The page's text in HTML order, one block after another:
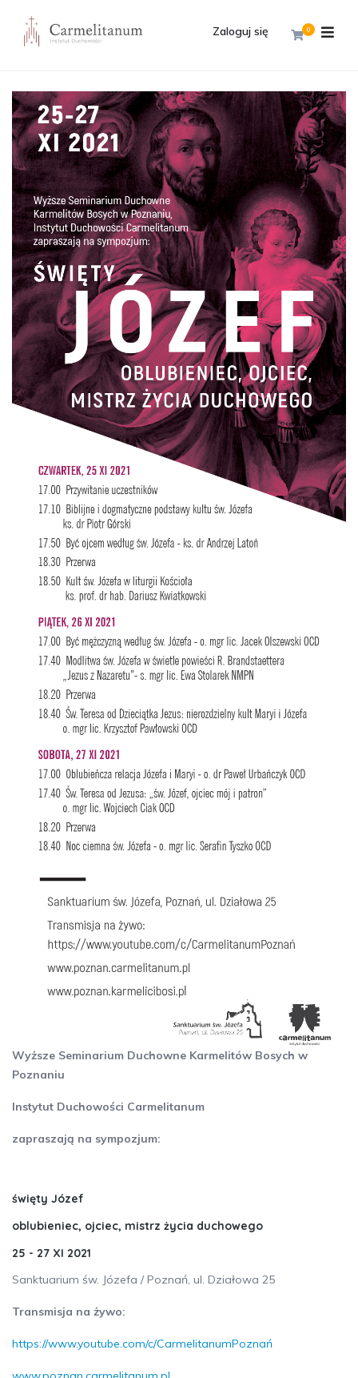
0
Zaloguj się
Wyższe Seminarium Duchowne Karmelitów Bosych w
Poznaniu
Instytut Duchowości Carmelitanum
zapraszają na sympozjum:
święty Józef
oblubieniec, ojciec, mistrz życia duchowego
25 - 27 XI 2021
Sanktuarium św. Józefa / Poznań, ul. Działowa 25
Transmisja na żywo:
https://www.youtube.com/c/CarmelitanumPoznań